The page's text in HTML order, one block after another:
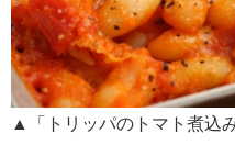
▲「トリッパのトマト煮込